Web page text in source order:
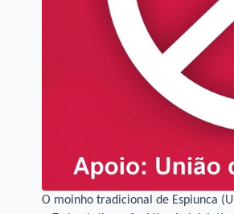
O moinho tradicional de Espiunca